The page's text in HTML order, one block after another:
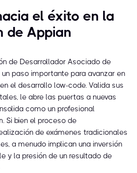
el éxito en la
de Appian
de Desarrollador Asociado de
un paso importante para avanzar en
el desarrollo low-code. Valida sus
le abre las puertas a nuevas
como un profesional
Si bien el proceso de
de exámenes tradicionales
a menudo implican una inversión
y la presión de un resultado de